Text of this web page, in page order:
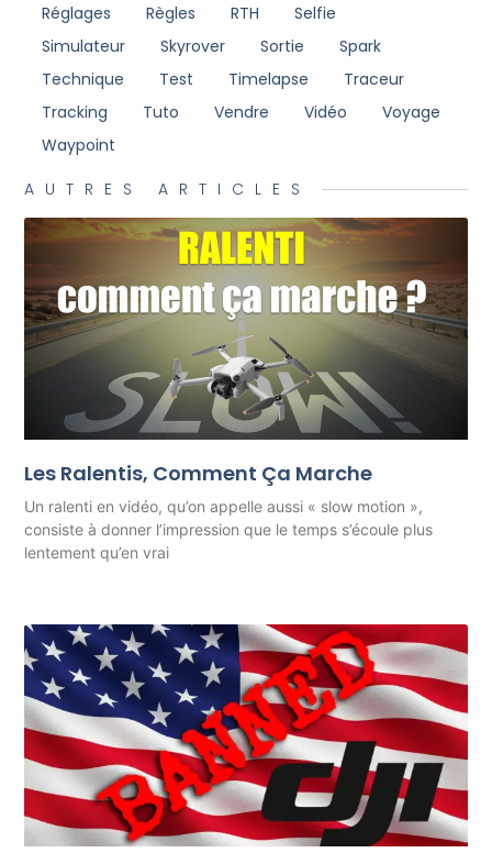
Réglages Règles RTH
Selfie
Simulateur
Skyrover Sortie
Spark
Technique
Test Timelapse
Traceur
Tracking
Tuto Vendre Vidéo
Voyage
Waypoint
AUTRES ARTICLES
Les Ralentis, Comment Ça Marche
Un ralenti en vidéo, qu’on appelle aussi « slow motion »,
consiste à donner l’impression que le temps s’écoule plus
lentement qu’en vrai